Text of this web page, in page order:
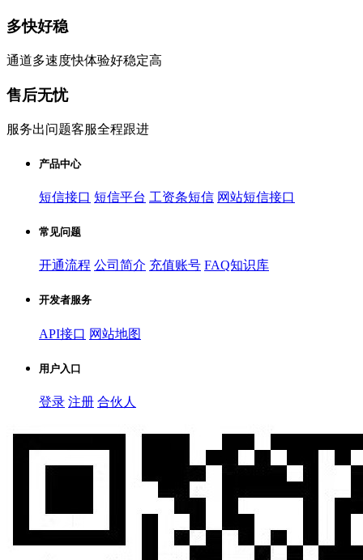
多快好稳
通道多速度快体验好稳定高
售后无忧
服务出问题客服全程跟进
产品中心
短信接口 短信平台 工资条短信 网站短信接口
常见问题
开通流程 公司简介 充值账号 FAQ知识库
开发者服务
API接口 网站地图
用户入口
登录 注册 合伙人